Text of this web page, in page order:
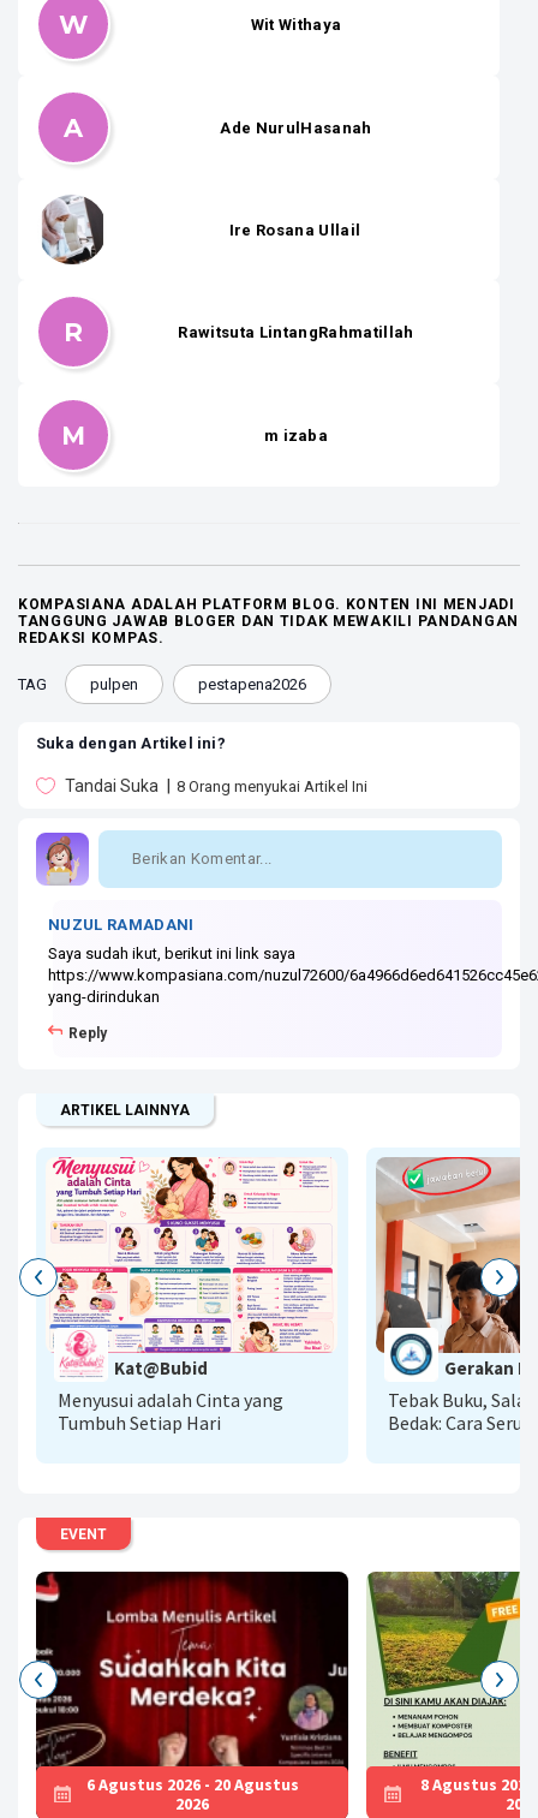
W Wit Withaya
A Ade NurulHasanah
Ire Rosana Ullail
R Rawitsuta LintangRahmatillah
M m izaba
KOMPASIANA ADALAH PLATFORM BLOG. KONTEN INI MENJADI
TANGGUNG JAWAB BLOGER DAN TIDAK MEWAKILI PANDANGAN
REDAKSI KOMPAS.
TAG pulpen pestapena2026
Suka dengan Artikel ini?
Tandai Suka 8 Orang menyukai Artikel Ini
NUZUL RAMADANI
Saya sudah ikut, berikut ini link saya
https://www.kompasiana.com/nuzul72600/
yang-dirindukan
Reply
ARTIKEL LAINNYA
Kat@Bubid
Menyusui adalah Cinta yang
Tumbuh Setiap Hari
Gerakan
Tebak Buku,
Bedak: Cara Seru
EVENT
6 Agustus 2026 - 20 Agustus
2026
8 Agustus
2026